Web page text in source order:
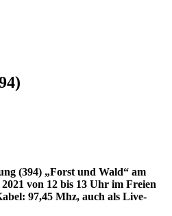
(394) „Forst und Wald“ am
von 12 bis 13 Uhr im Freien
97,45 Mhz, auch als Live-